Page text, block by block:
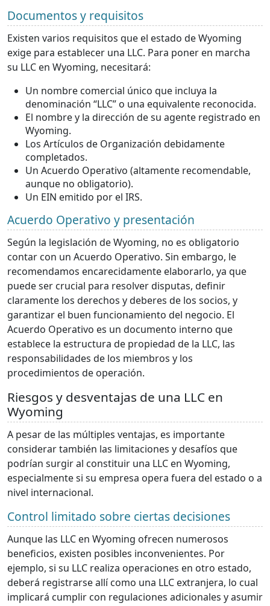
Documentos y requisitos
Existen varios requisitos que el estado de Wyoming
exige para establecer una LLC. Para poner en marcha
su LLC en Wyoming, necesitará:
Un nombre comercial único que incluya la
denominación “LLC” o una equivalente reconocida.
El nombre y la dirección de su agente registrado en
Wyoming.
Los Artículos de Organización debidamente
completados.
Un Acuerdo Operativo (altamente recomendable,
aunque no obligatorio).
Un EIN emitido por el IRS.
Acuerdo Operativo y presentación
Según la legislación de Wyoming, no es obligatorio
contar con un Acuerdo Operativo. Sin embargo, le
recomendamos encarecidamente elaborarlo, ya que
puede ser crucial para resolver disputas, definir
claramente los derechos y deberes de los socios, y
garantizar el buen funcionamiento del negocio. El
Acuerdo Operativo es un documento interno que
establece la estructura de propiedad de la LLC, las
responsabilidades de los miembros y los
procedimientos de operación.
Riesgos y desventajas de una LLC en
Wyoming
A pesar de las múltiples ventajas, es importante
considerar también las limitaciones y desafíos que
podrían surgir al constituir una LLC en Wyoming,
especialmente si su empresa opera fuera del estado o a
nivel internacional.
Control limitado sobre ciertas decisiones
Aunque las LLC en Wyoming ofrecen numerosos
beneficios, existen posibles inconvenientes. Por
ejemplo, si su LLC realiza operaciones en otro estado,
deberá registrarse allí como una LLC extranjera, lo cual
implicará cumplir con regulaciones adicionales y asumir